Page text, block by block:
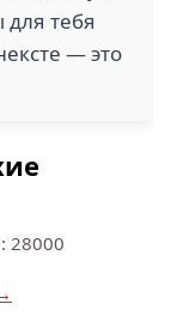
для тебя
— это
28000